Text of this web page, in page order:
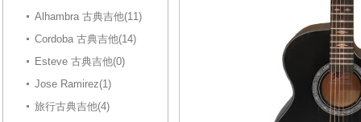
Alhambra 古典吉他(11)
Cordoba 古典吉他(14)
Esteve 古典吉他(0)
Jose Ramirez(1)
旅行古典吉他(4)